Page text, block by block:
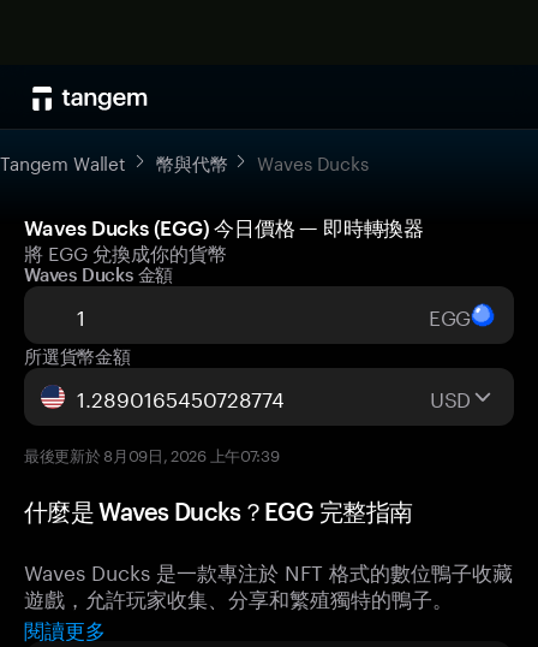
Tangem Wallet 幣與代幣 Waves Ducks
Waves Ducks (EGG) 今日價格 — 即時轉換器
將 EGG 兌換成你的貨幣
Waves Ducks 金額
EGG
所選貨幣金額
USD
最後更新於 8月09日, 2026 上午07:39
什麼是 Waves Ducks？EGG 完整指南
Waves Ducks 是一款專注於 NFT 格式的數位鴨子收藏
遊戲，允許玩家收集、分享和繁殖獨特的鴨子。
閱讀更多